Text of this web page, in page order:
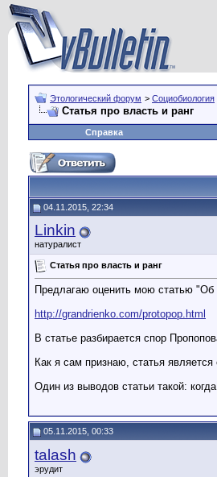
Этологический форум > Социобиология
Статья про власть и ранг
Справка
04.11.2015, 22:34
Linkin
натуралист
Статья про власть и ранг
Предлагаю оценить мою статью "Об
http://grandrienko.com/protopop.html
В статье разбирается спор
Как я сам признаю, статья
Один из выводов статьи такой:
05.11.2015, 00:33
talash
эрудит